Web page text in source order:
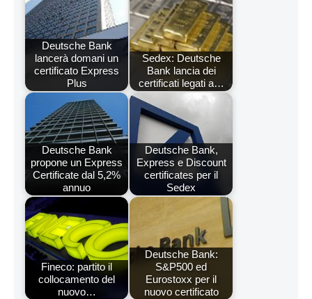
Deutsche Bank
lancerà domani un
certificato Express
Plus
Sedex: Deutsche
Bank lancia dei
certificati legati a…
Deutsche Bank
propone un Express
Certificate dal 5,2%
annuo
Deutsche Bank,
Express e Discount
certificates per il
Sedex
Fineco: partito il
collocamento del
nuovo…
Deutsche Bank:
S&P500 ed
Eurostoxx per il
nuovo certificato